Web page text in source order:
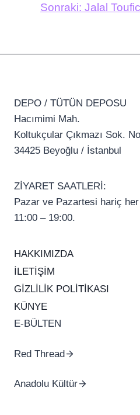
Sonraki: Jalal
DEPO / TÜTÜN DEPOSU
Hacımimi Mah.
Koltukçular Çıkmazı Sok.
34425 Beyoğlu / İstanbul
ZİYARET SAATLERİ:
Pazar ve Pazartesi hariç
11:00 – 19:00.
HAKKIMIZDA
İLETİŞİM
GİZLİLİK POLİTİKASI
KÜNYE
E-BÜLTEN
Red Thread
Anadolu Kültür